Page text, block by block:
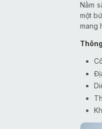
Nằm
một
mang